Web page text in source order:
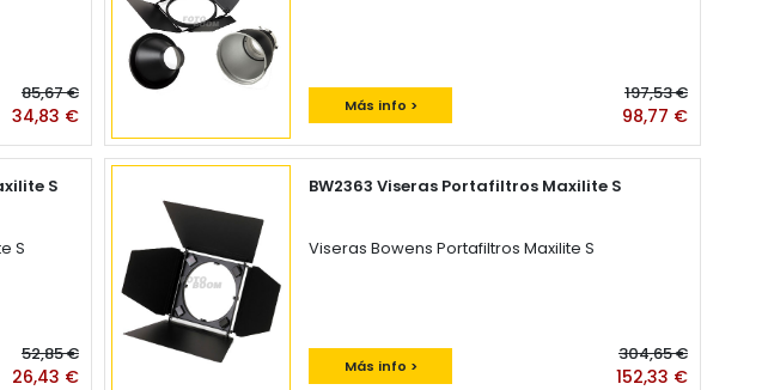
85,67 €
34,83 € Más info >
197,53 €
98,77 €
S
S
52,85 €
26,43 €
BW2363 Viseras Portafiltros Maxilite S
Viseras Bowens Portafiltros Maxilite S
Más info >
304,65 €
152,33 €